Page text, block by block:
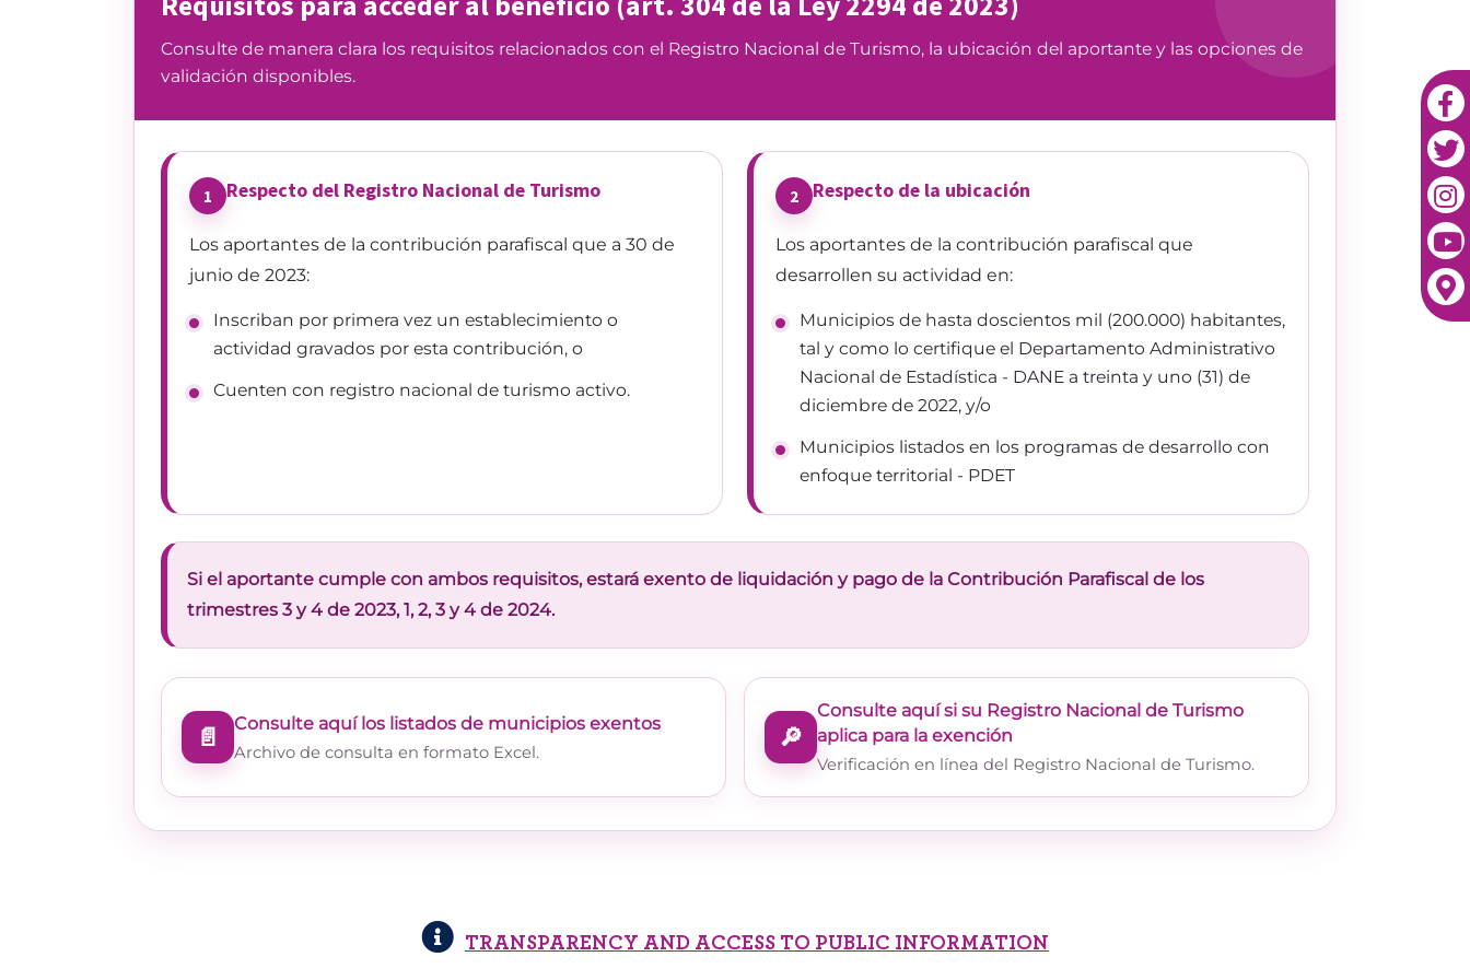
Consulte de manera clara los requisitos relacionados con el Registro Nacional de Turismo, la ubicación del aportante y las opciones de
validación disponibles.
1 Respecto del Registro Nacional de Turismo
Los aportantes de la contribución parafiscal que a 30 de
junio de 2023:
Inscriban por primera vez un establecimiento o
actividad gravados por esta contribución, o
Cuenten con registro nacional de turismo activo.
2 Respecto de la ubicación
Los aportantes de la contribución parafiscal que
desarrollen su actividad en:
Municipios de hasta doscientos mil (200.000) habitantes,
tal y como lo certifique el Departamento Administrativo
Nacional de Estadística - DANE a treinta y uno (31) de
diciembre de 2022, y/o
Municipios listados en los programas de desarrollo con
enfoque territorial - PDET
Si el aportante cumple con ambos requisitos, estará exento de liquidación y pago de la Contribución Parafiscal de los
trimestres 3 y 4 de 2023, 1, 2, 3 y 4 de 2024.
📄 Consulte aquí los listados de municipios exentos
Archivo de consulta en formato Excel. 🔎
Consulte aquí si su Registro Nacional de Turismo
aplica para la exención
Verificación en línea del Registro Nacional de Turismo.
TRANSPARENCY AND ACCESS TO PUBLIC INFORMATION